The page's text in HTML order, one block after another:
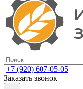
+7 (920) 607-05-05
Заказать звонок